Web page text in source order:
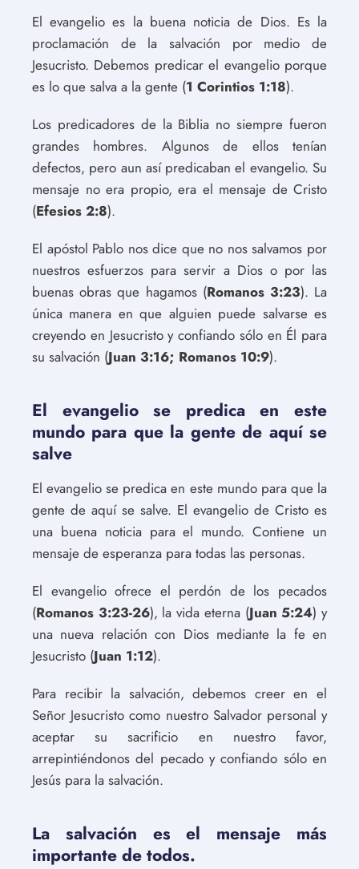
El evangelio es la buena noticia de Dios. Es la
proclamación de la salvación por medio de
Jesucristo. Debemos predicar el evangelio porque
es lo que salva a la gente (1 Corintios 1:18).
Los predicadores de la Biblia no siempre fueron
grandes hombres. Algunos de ellos tenían
defectos, pero aun así predicaban el evangelio. Su
mensaje no era propio, era el mensaje de Cristo
(Efesios 2:8).
El apóstol Pablo nos dice que no nos salvamos por
nuestros esfuerzos para servir a Dios o por las
buenas obras que hagamos (Romanos 3:23). La
única manera en que alguien puede salvarse es
creyendo en Jesucristo y confiando sólo en Él para
su salvación (Juan 3:16; Romanos 10:9).
El evangelio se predica en este
mundo para que la gente de aquí se
salve
El evangelio se predica en este mundo para que la
gente de aquí se salve. El evangelio de Cristo es
una buena noticia para el mundo. Contiene un
mensaje de esperanza para todas las personas.
El evangelio ofrece el perdón de los pecados
(Romanos 3:23-26), la vida eterna (Juan 5:24) y
una nueva relación con Dios mediante la fe en
Jesucristo (Juan 1:12).
Para recibir la salvación, debemos creer en el
Señor Jesucristo como nuestro Salvador personal y
aceptar su sacrificio en nuestro favor,
arrepintiéndonos del pecado y confiando sólo en
Jesús para la salvación.
La salvación es el mensaje más
importante de todos.